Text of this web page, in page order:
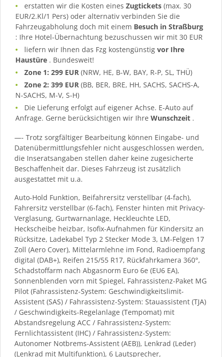
erstatten wir die Kosten einesZugtickets(max. 30
EUR/2.Kl/1 Pers) oder alternativ verbinden Sie die
Fahrzeugabholung doch mit einem Besuch in Straßburg
: Ihre Hotel-Übernachtung bezuschussen wir mit 30 EUR
liefern wir Ihnen das Fzg kostengünstigvor Ihre
Haustüre . Bundesweit!
Zone 1: 299 EUR (NRW, HE, B-W, BAY, R-P, SL, THÜ)
Zone 2: 399 EUR (BB, BER, BRE, HH, SACHS, SACHS-A,
N-SACHS, M-V, S-H)
Die Lieferung erfolgt auf eigener Achse. E-Auto auf
Anfrage. Gerne berücksichtigen wir Ihre Wunschzeit .
—- Trotz sorgfältiger Bearbeitung können Eingabe- und
Datenübermittlungsfehler nicht ausgeschlossen werden,
die Inseratsangaben stellen daher keine zugesicherte
Beschaffenheit dar. Dieses Fahrzeug ist zusätzlich
ausgestattet mit u.a.
Auto-Hold Funktion, Beifahrersitz verstellbar (4-fach),
Fahrersitz verstellbar (6-fach), Fenster hinten mit Privacy-
Verglasung, Gurtwarnanlage, Heckleuchte LED,
Heckscheibe heizbar, Isofix-Aufnahmen für Kindersitz an
Rücksitze, Ladekabel Typ 2 Stecker Mode 3, LM-Felgen 17
Zoll (Aero Cover), Mittelarmlehne im Fond, Radioempfang
digital (DAB+), Reifen 215/55 R17, Rückfahrkamera 360°,
Schadstoffarm nach Abgasnorm Euro 6e (EU6 EA),
Sonnenblenden vorn mit Spiegel, Fahrassistenz-Paket MG
Pilot (Fahrassistenz-System: Geschwindigkeitslimit-
Assistent (SAS) / Fahrassistenz-System: Stauassistent (TJA)
/ Geschwindigkeits-Regelanlage (Tempomat) mit
Abstandsregelung ACC / Fahrassistenz-System:
Fernlichtassistent (IHC) / Fahrassistenz-System:
Autonomer Notbrems-Assistent (AEB)), Lenkrad (Leder)
(Lenkrad mit Multifunktion), 6 Lautsprecher,